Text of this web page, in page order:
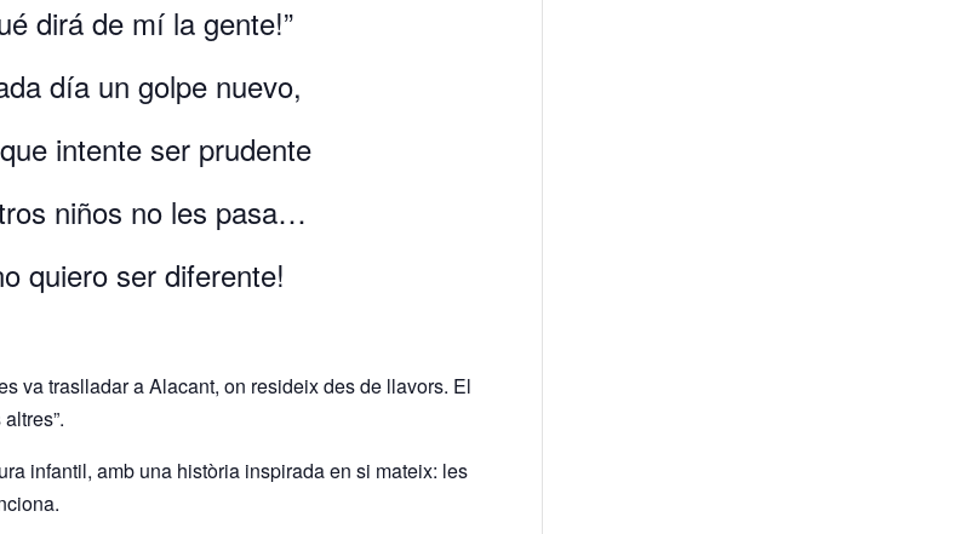
dirá de mí la gente!”
día un golpe nuevo,
intente ser prudente
niños no les pasa…
quiero ser diferente!
va traslladar a Alacant, on resideix des de llavors. El seu estat de Whatsapp és tota
infantil, amb una història inspirada en si mateix: les limitacions que tots tenim es